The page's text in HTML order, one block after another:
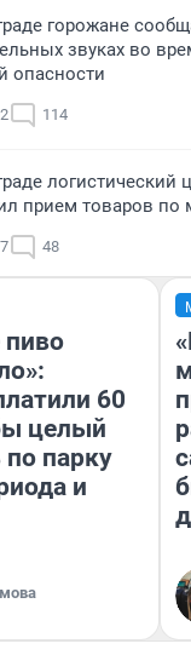
горожане
звуках во
опасности
114
логистический
прием товаров по
48
пиво
60
целый
по парку
и